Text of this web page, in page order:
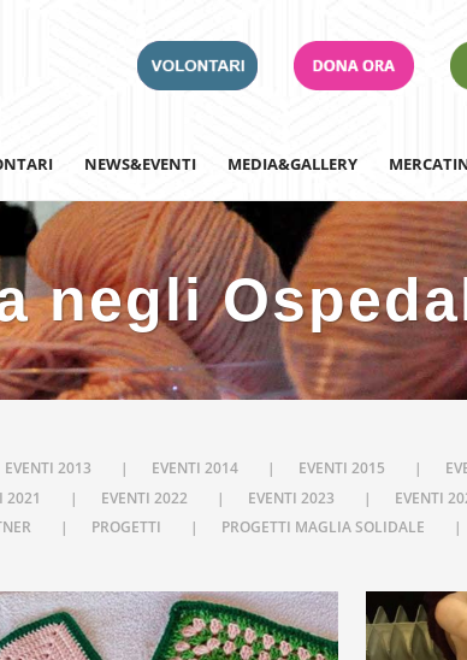
NEWS&EVENTI MEDIA&GALLERY
negli
EVENTI 2013 EVENTI 2014 EVENTI 2015
2021 EVENTI 2022 EVENTI 2023 EVENTI
PROGETTI PROGETTI MAGLIA SOLIDALE